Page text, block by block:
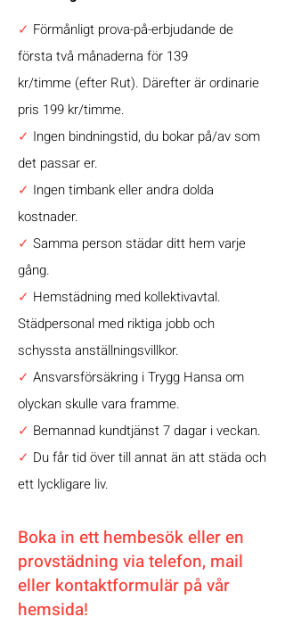
✓ Förmånligt prova-på-erbjudande de
första två månaderna för 139
kr/timme (efter Rut). Därefter är ordinarie
pris 199 kr/timme.
✓ Ingen bindningstid, du bokar på/av som
det passar er.
✓ Ingen timbank eller andra dolda
kostnader.
✓ Samma person städar ditt hem varje
gång.
✓ Hemstädning med kollektivavtal.
Städpersonal med riktiga jobb och
schyssta anställningsvillkor.
✓ Ansvarsförsäkring i Trygg Hansa om
olyckan skulle vara framme.
✓ Bemannad kundtjänst 7 dagar i veckan.
✓ Du får tid över till annat än att städa och
ett lyckligare liv.
Boka in ett hembesök eller en
provstädning via telefon, mail
eller kontaktformulär på vår
hemsida!